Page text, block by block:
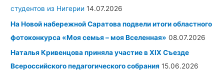
студентов из Нигерии 14.07.2026
На Новой набережной Саратова подвели итоги областного
фотоконкурса «Моя семья – моя Вселенная» 08.07.2026
Наталья Кривенцова приняла участие в XIX Съезде
Всероссийского педагогического собрания 15.06.2026